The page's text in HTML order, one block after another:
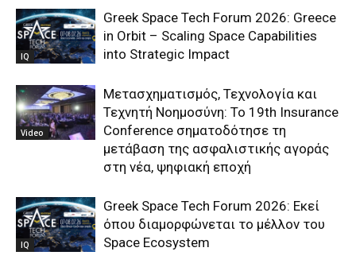
IQ
Greek Space Tech Forum 2026: Greece
in Orbit – Scaling Space Capabilities
into Strategic Impact
Video
Μετασχηματισμός, Τεχνολογία και
Τεχνητή Νοημοσύνη: Το 19th Insurance
Conference σηματοδότησε τη
μετάβαση της ασφαλιστικής αγοράς
στη νέα, ψηφιακή εποχή
IQ
Greek Space Tech Forum 2026: Εκεί
όπου διαμορφώνεται το μέλλον του
Space Ecosystem